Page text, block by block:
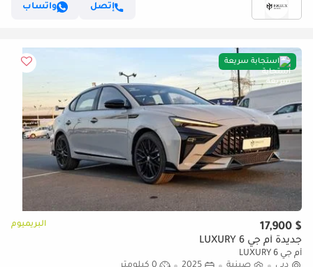
إتصل
واتساب
استجابة سريعة
$ 17,900 البريميوم
جديدة أم جي 6 LUXURY
أم جي 6 LUXURY